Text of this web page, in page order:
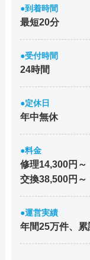
●到着時間
最短20分
●受付時間
24時間
●定休日
年中無休
●料金
修理14,300円～
交換38,500円～
●運営実績
年間25万件、